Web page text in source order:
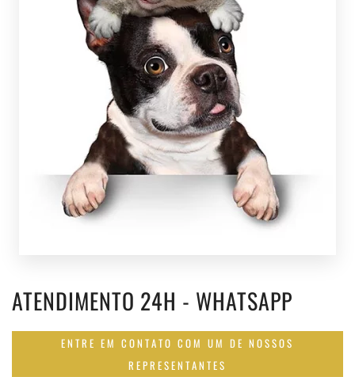
ATENDIMENTO 24H - WHATSAPP
ENTRE EM CONTATO COM UM DE NOSSOS
REPRESENTANTES